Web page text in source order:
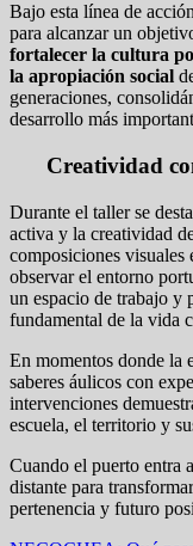
Bajo esta línea de
para alcanzar un
fortalecer la cultura
la apropiación social
generaciones,
desarrollo más
Creatividad
Durante el taller se
activa y la creatividad
composiciones visuales
observar el entorno
un espacio de trabajo y
fundamental de la vida
En momentos donde la
saberes áulicos con
intervenciones
escuela, el territorio y
Cuando el puerto entra
distante para
pertenencia y futuro